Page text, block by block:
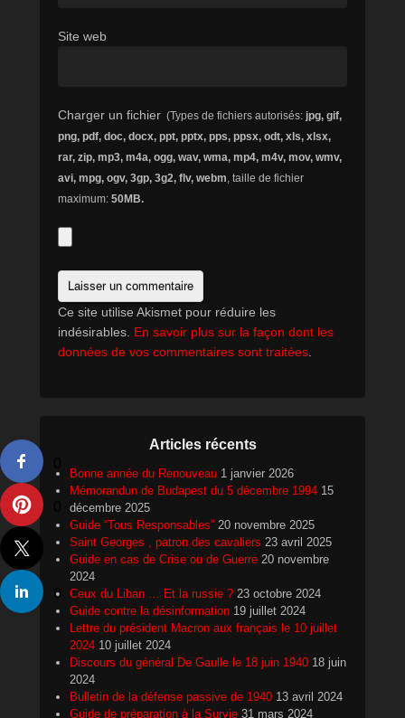
0
Site web
Charger un fichier (Types de fichiers autorisés: jpg, gif,
png, pdf, doc, docx, ppt, pptx, pps, ppsx, odt, xls, xlsx,
rar, zip, mp3, m4a, ogg, wav, wma, mp4, m4v, mov, wmv,
avi, mpg, ogv, 3gp, 3g2, flv, webm , taille de fichier
maximum: 50MB.
Ce site utilise Akismet pour réduire les
indésirables. En savoir plus sur la façon dont les
données de vos commentaires sont traitées
Articles récents
Bonne année du Renouveau 1 janvier 2026
Mémorandun de Budapest du 5 décembre 1994 15
décembre 2025
Guide “Tous Responsables” 20 novembre 2025
Saint Georges , patron des cavaliers 23 avril 2025
Guide en cas de Crise ou de Guerre 20 novembre
2024
Ceux du Liban … Et la russie ? 23 octobre 2024
Guide contre la désinformation 19 juillet 2024
Lettre du président Macron aux français le 10 juillet
2024 10 juillet 2024
Discours du général De Gaulle le 18 juin 1940 18 juin
2024
Bulletin de la défense passive de 1940 13 avril 2024
Guide de préparation à la Survie 31 mars 2024